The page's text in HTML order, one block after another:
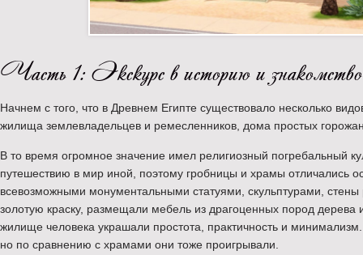
Часть 1: Экскурс в историю и
Начнем с того, что в Древнем Египте существовало несколько
жилища землевладельцев и ремесленников, дома простых
В то время огромное значение имел религиозный погребальный
путешествию в мир иной, поэтому гробницы и храмы отличались
всевозможными монументальными статуями, скульптурами,
золотую краску, размещали мебель из драгоценных пород
жилище человека украшали простота, практичность и
но по сравнению с храмами они тоже проигрывали.